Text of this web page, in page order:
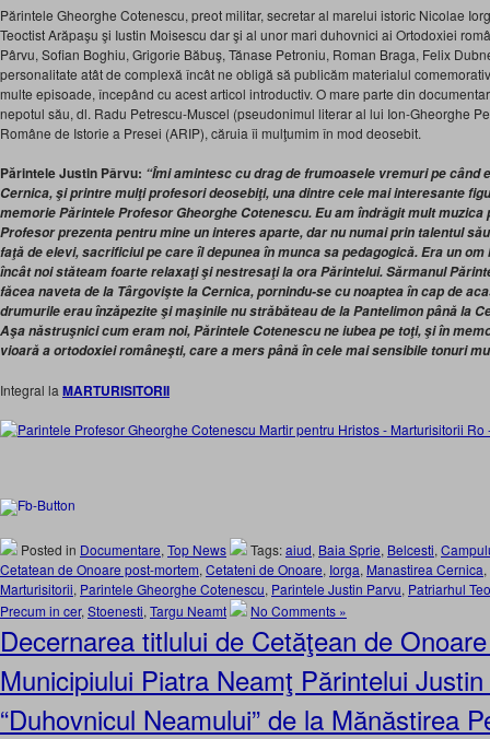
Părintele Gheorghe Cotenescu, preot militar, secretar al marelui istoric Nicolae
Teoctist Arăpaşu şi Iustin Moisescu dar şi al unor mari duhovnici ai Ortodoxiei
Pârvu, Sofian Boghiu, Grigorie Băbuş, Tănase Petroniu, Roman Braga, Felix
personalitate atât de complexă încât ne obligă să publicăm materialul
multe episoade, începând cu acest articol introductiv. O mare parte din
nepotul său, dl. Radu Petrescu-Muscel (pseudonimul literar al lui Ion-Gheorghe
Române de Istorie a Presei (ARIP), căruia îi mulţumim în mod deosebit.
Părintele Justin Pârvu: “Îmi amintesc cu drag de frumoasele vremuri pe când
Cernica, şi printre mulţi profesori deosebiţi, una dintre cele mai interesante
memorie Părintele Profesor Gheorghe Cotenescu. Eu am îndrăgit mult
Profesor prezenta pentru mine un interes aparte, dar nu numai prin talentul
faţă de elevi, sacrificiul pe care îl depunea în munca sa pedagogică. Era un om
încât noi stăteam foarte relaxaţi şi nestresaţi la ora Părintelui. Sărmanul
făcea naveta de la Târgovişte la Cernica, pornindu-se cu noaptea în cap de
drumurile erau înzăpezite şi maşinile nu străbăteau de la Pantelimon până la
Aşa năstruşnici cum eram noi, Părintele Cotenescu ne iubea pe toţi, şi în
vioară a ortodoxiei româneşti, care a mers până în cele mai sensibile tonuri
Integral la MARTURISITORII
Posted in Documentare, Top News Tags:aiud, Baia Sprie, Belcesti,
Cetatean de Onoare post-mortem, Cetateni de Onoare, Iorga, Manastirea Cernica,
Marturisitorii, Parintele Gheorghe Cotenescu, Parintele Justin Parvu, Patriarhul
Precum in cer, Stoenesti, Targu Neamt No Comments »
Decernarea titlului de Cetăţean de
Municipiului Piatra Neamţ Părintelui
“Duhovnicul Neamului” de la Mănăstirea